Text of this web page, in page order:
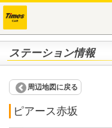
ステーション情報
周辺地図に戻る
ピアース赤坂